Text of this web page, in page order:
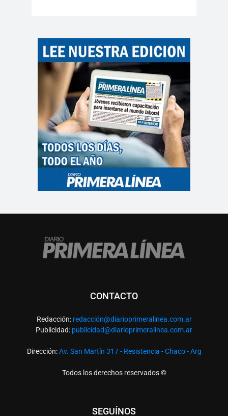
CONTACTO
Redacción: redacción@diarioprimeralinea.com.ar
Publicidad: publicidad@diarioprimeralinea.com.ar
Dirección:Av. San Martín 317 - Resistencia - Chaco - Arg
Todos los derechos reservados ©
SEGUÍNOS